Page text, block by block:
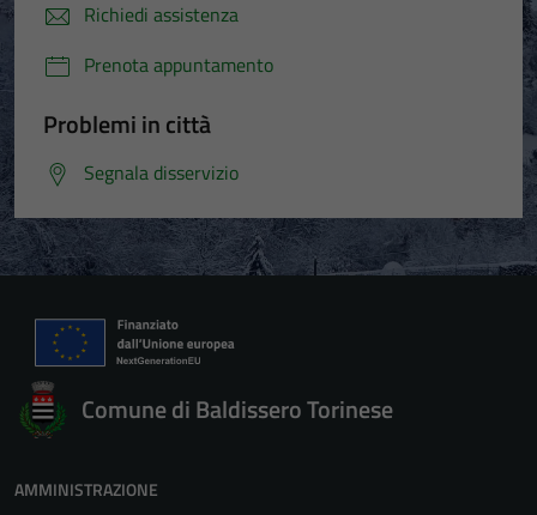
Richiedi assistenza
Prenota appuntamento
Problemi in città
Segnala disservizio
Comune di Baldissero Torinese
AMMINISTRAZIONE